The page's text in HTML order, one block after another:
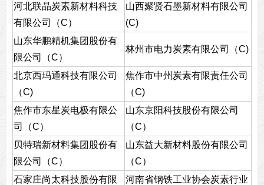
河北联晶炭素新材料科技
有限公司（C）
山西聚贤石墨新材料有限公司
(C)
山东华鹏精机集团股份有
限公司（C）
林州市电力炭素有限公司（C)
北京西玛通科技有限公司
（C)
焦作市中州炭素有限责任公司
（C)
焦作市东星炭电极有限公
司（C）
山东京阳科技股份有限公司
（C）
贝特瑞新材料集团股份有
限公司（C）
山东益大新材料股份有限公司
（C）
石家庄尚太科技股份有限
河南省钢铁工业协会炭素行业